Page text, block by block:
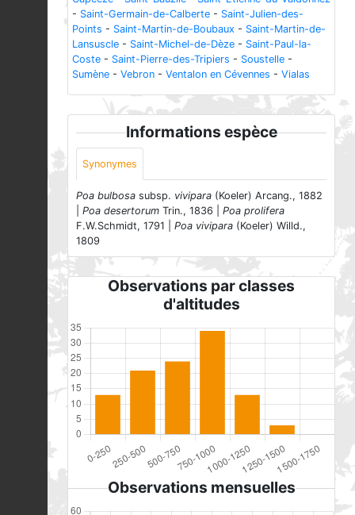
- Saint-Germain-de-Calberte - Saint-Julien-des-
Points - Saint-Martin-de-Boubaux - Saint-Martin-de-
Lansuscle - Saint-Michel-de-Dèze - Saint-Paul-la-
Coste - Saint-Pierre-des-Tripiers - Soustelle -
Sumène - Vebron - Ventalon en Cévennes - Vialas
Informations espèce
Synonymes
Poa bulbosa subsp. vivipara (Koeler) Arcang., 1882
Poa desertorum Trin., 1836 | Poa prolifera
F.W.Schmidt, 1791 | Poa vivipara (Koeler) Willd.,
1809
Observations par classes
d'altitudes
Observations mensuelles